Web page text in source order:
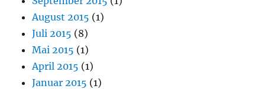
August 2015 (1)
Juli 2015 (8)
Mai 2015 (1)
April 2015 (1)
Januar 2015 (1)